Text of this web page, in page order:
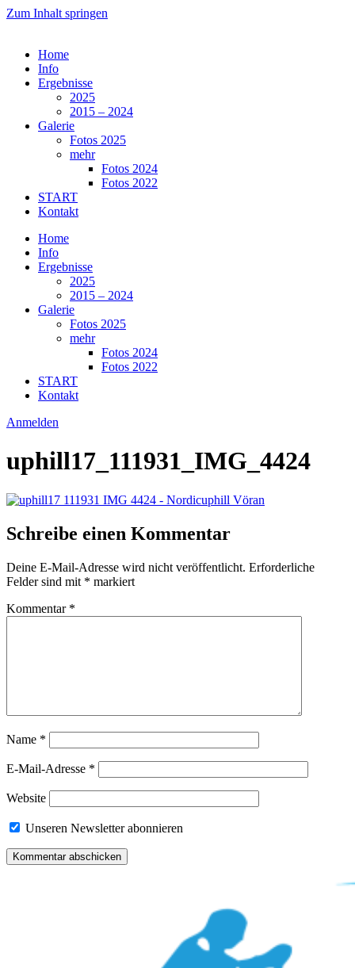
Zum Inhalt springen
Home
Info
Ergebnisse
2025
2015 – 2024
Galerie
Fotos 2025
mehr
Fotos 2024
Fotos 2022
START
Kontakt
Home
Info
Ergebnisse
2025
2015 – 2024
Galerie
Fotos 2025
mehr
Fotos 2024
Fotos 2022
START
Kontakt
Anmelden
uphill17_111931_IMG_4424
Schreibe einen Kommentar
Deine E-Mail-Adresse wird nicht veröffentlicht. Erforderliche
Felder sind mit * markiert
Kommentar *
Name *
E-Mail-Adresse *
Website
Unseren Newsletter abonnieren